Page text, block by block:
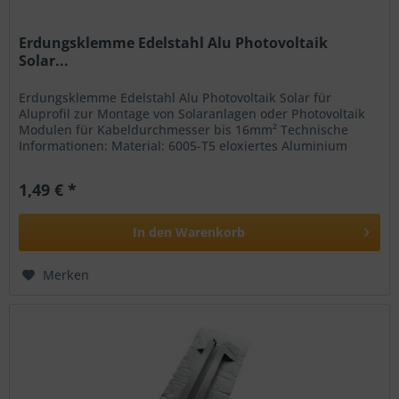
Erdungsklemme Edelstahl Alu Photovoltaik
Solar...
Erdungsklemme Edelstahl Alu Photovoltaik Solar für
Aluprofil zur Montage von Solaranlagen oder Photovoltaik
Modulen für Kabeldurchmesser bis 16mm² Technische
Informationen: Material: 6005-T5 eloxiertes Aluminium
1,49 € *
In den Warenkorb
Merken